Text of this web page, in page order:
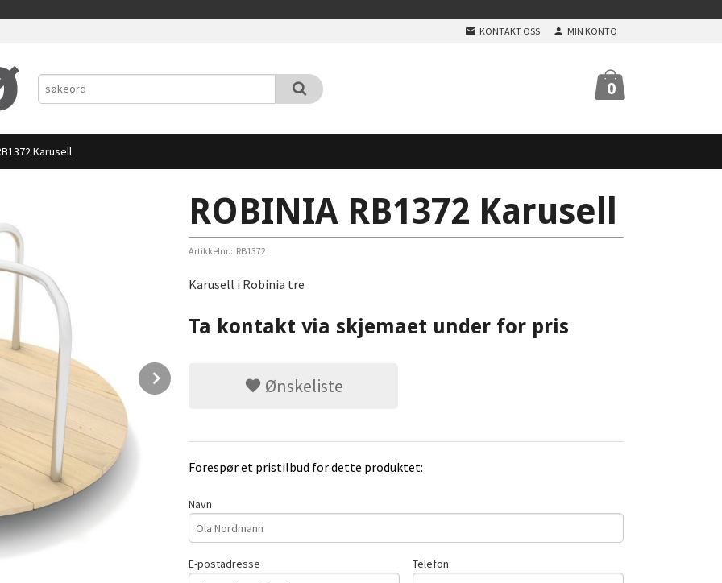
KONTAKT OSS MIN KONTO
0
Karusell
ROBINIA RB1372 Karusell
Artikkelnr.: RB1372
Karusell i Robinia tre
Ta kontakt via skjemaet under for pris
Ønskeliste
Forespør et pristilbud for dette produktet:
Navn
E-postadresse Telefon